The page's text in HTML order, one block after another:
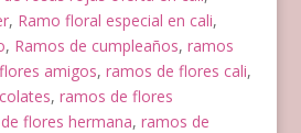
, Ramo floral especial en cali,
, Ramos de cumpleaños, ramos
amigos, ramos de flores cali,
, ramos de flores
flores hermana, ramos de